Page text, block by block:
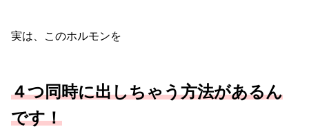
実は、このホルモンを
４つ同時に出しちゃう方法があるん
です！